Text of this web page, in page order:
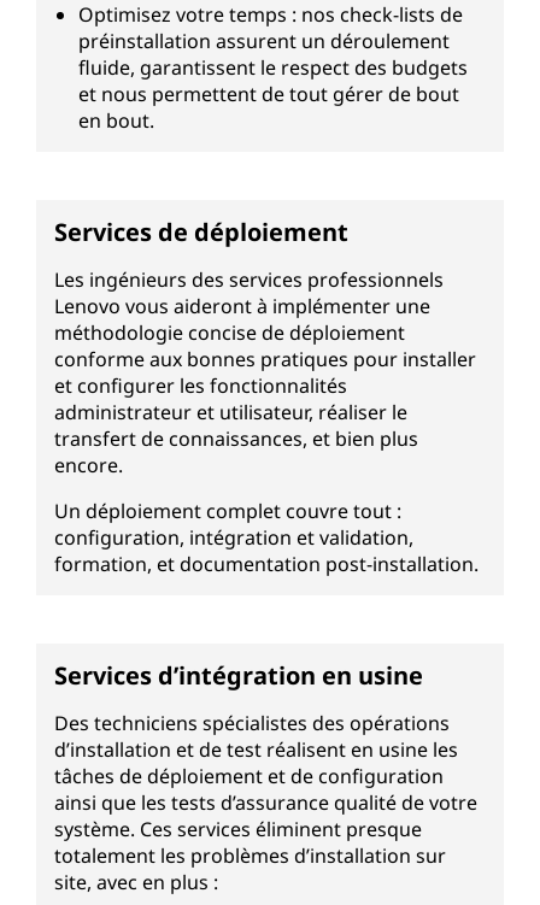
Optimisez votre temps : nos check-lists de
préinstallation assurent un déroulement
fluide, garantissent le respect des budgets
et nous permettent de tout gérer de bout
en bout.
Services de déploiement
Les ingénieurs des services professionnels
Lenovo vous aideront à implémenter une
méthodologie concise de déploiement
conforme aux bonnes pratiques pour installer
et configurer les fonctionnalités
administrateur et utilisateur, réaliser le
transfert de connaissances, et bien plus
encore.
Un déploiement complet couvre tout :
configuration, intégration et validation,
formation, et documentation post-installation.
Services d’intégration en usine
Des techniciens spécialistes des opérations
d’installation et de test réalisent en usine les
tâches de déploiement et de configuration
ainsi que les tests d’assurance qualité de votre
système. Ces services éliminent presque
totalement les problèmes d’installation sur
site, avec en plus :